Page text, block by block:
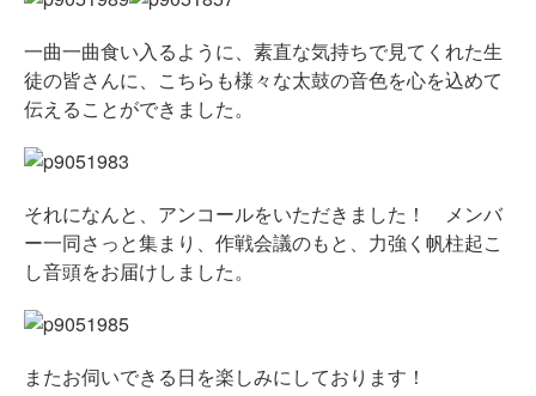
一曲一曲食い入るように、素直な気持ちで見てくれた生
徒の皆さんに、こちらも様々な太鼓の音色を心を込めて
伝えることができました。
それになんと、アンコールをいただきました！ メンバ
ー一同さっと集まり、作戦会議のもと、力強く帆柱起こ
し音頭をお届けしました。
またお伺いできる日を楽しみにしております！